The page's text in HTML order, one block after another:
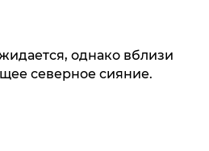
однако вблизи
северное сияние.